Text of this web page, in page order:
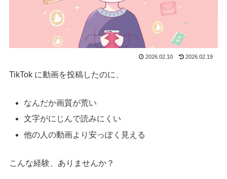
2026.02.10 2026.02.19
TikTok に動画を投稿したのに、
なんだか画質が荒い
文字がにじんで読みにくい
他の人の動画より安っぽく見える
こんな経験、ありませんか？